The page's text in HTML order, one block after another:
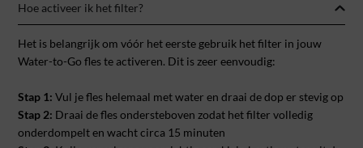
Hoe activeer ik het filter?
Het is belangrijk om vóór het eerste gebruik het filter in jouw
Water-to-Go fles te activeren. Dit is zeer eenvoudig:
Stap 1: Vul je fles helemaal met water en draai de dop er stevig op
Stap 2: Draai de fles ondersteboven zodat het filter volledig
onderdompelt en wacht circa 15 minuten